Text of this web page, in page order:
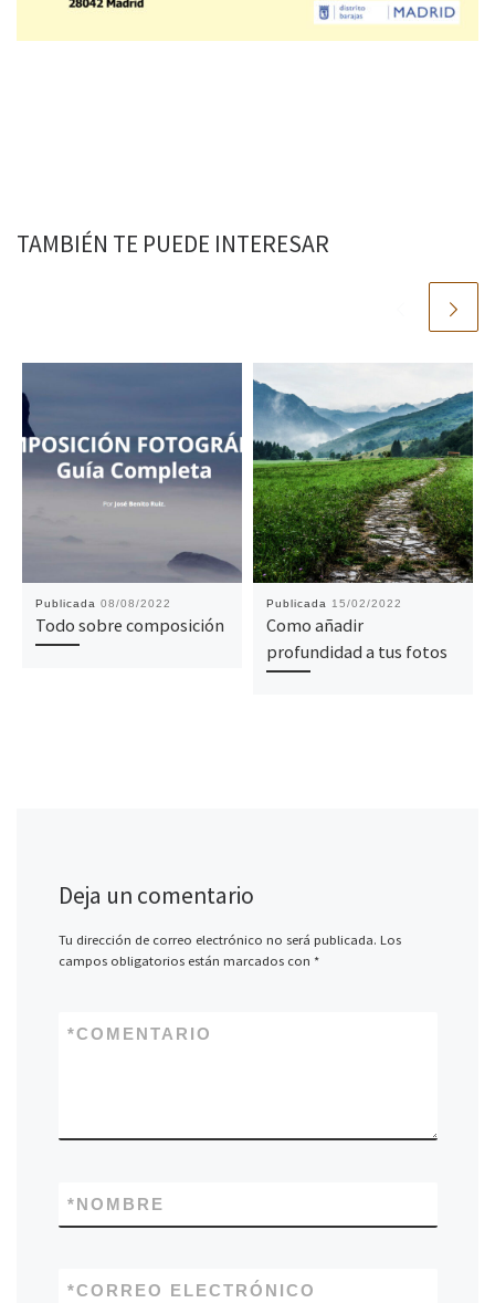
TAMBIÉN TE PUEDE INTERESAR
Publicada 08/08/2022
Todo sobre composición
Publicada 15/02/2022
Como añadir
profundidad a tus fotos
Deja un comentario
Tu dirección de correo electrónico no será publicada. Los
campos obligatorios están marcados con *
COMENTARIO
*
NOMBRE
*
CORREO ELECTRÓNICO
*